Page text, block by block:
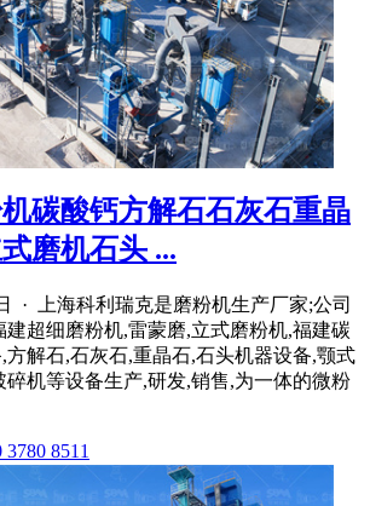
碳酸钙方解石石灰石重晶
磨机石头 ...
· 上海科利瑞克是磨粉机生产厂家;公司
建超细磨粉机,雷蒙磨,立式磨粉机,福建碳
方解石,石灰石,重晶石,石头机器设备,颚式
碎机等设备生产,研发,销售,为一体的微粉
8511